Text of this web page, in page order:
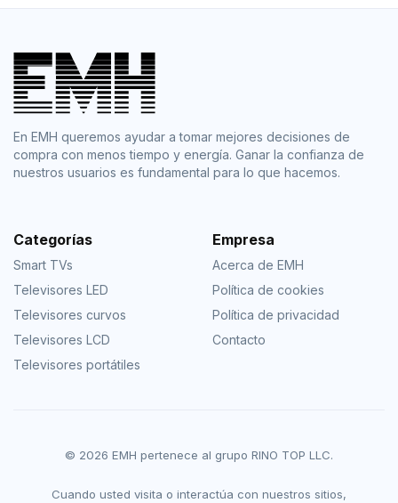
En EMH queremos ayudar a tomar mejores decisiones de
compra con menos tiempo y energía. Ganar la confianza de
nuestros usuarios es fundamental para lo que hacemos.
Categorías
Smart TVs
Televisores LED
Televisores curvos
Televisores LCD
Televisores portátiles
Empresa
Acerca de EMH
Política de cookies
Política de privacidad
Contacto
© 2026 EMH pertenece al grupo RINO TOP LLC.
Cuando usted visita o interactúa con nuestros sitios,